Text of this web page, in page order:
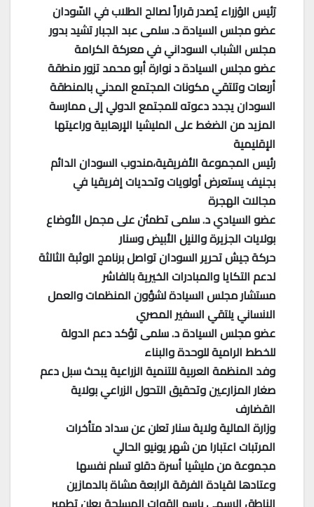
رَئيس الوُزراء يُصدر قراراً لصالح الطلاب في السّودان
عضو مجلس السيادة د. سلمى عبد الجبار تشيد بدور
مجلس الشباب السوداني في معركة الكرامة
عضو مجلس السيادة د نوارة أبو محمد تزور منطقة
أربعات وتلتقي مكونات المجتمع المدني بالمنطقة
السودان يجدد دعوته للمجتمع الدولي إلى ممارسة
المزيد من الضغط على المليشيا الإرهابية وراعيتها
الإقليمية
رئيس المجموعة الأفريقية،مندوب السودان الدائم
بجنيف يستعرض أولويات وتحديات إفريقيا في
مجالات الهجرة
عضو السيادي د. سلمى تطمئن على مجمل الأوضاع
بولايات الجزيرة والنيل الأبيض وسنار
حركة جيش تحرير السودان تواصل برنامج الوثبة الثالثة
لدعم التكايا والمبادرات الخيرية بالفاشر
مستشار مجلس السيادة لشؤون المنظمات والعمل
الانساني يلتقي السفير المصري
عضو مجلس السيادة د. سلمى تؤكد دعم الدولة
للخطط الرامية للوحدة والبناء
وفد المنظمة العربية للتنمية الزراعية يبحث سبل دعم
صغار المزارعين وتحقيق التحول الزراعي بولاية
القضارف
وزارة المالية ولاية سنار تعلن عن سداد متأخرات
المرتبات اعتبارا من شهر يونيو الحالي
مجموعة من مليشيا أسرة دقلو تسلم نفسها
وعتادها لقيادة الفرقة الرابعة مشاة بالدمازين